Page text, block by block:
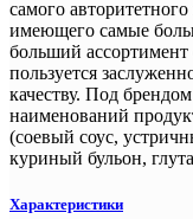
самого
имеющего самые
больший ассортимент
пользуется
качеству. Под
наименований
(соевый соус,
куриный бульон,
Характеристики